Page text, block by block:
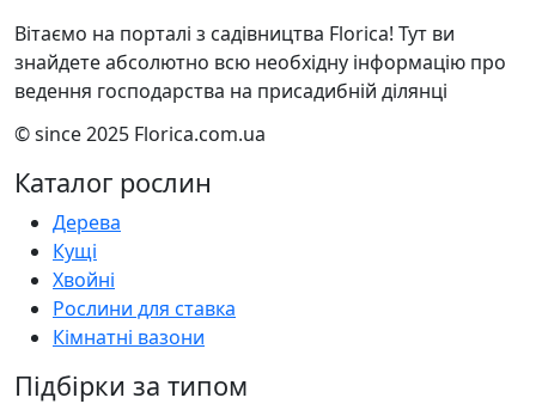
Вітаємо на порталі з садівництва Florica! Тут ви
знайдете абсолютно всю необхідну інформацію про
ведення господарства на присадибній ділянці
© since 2025 Florica.com.ua
Каталог рослин
Дерева
Кущі
Хвойні
Рослини для ставка
Кімнатні вазони
Підбірки за типом